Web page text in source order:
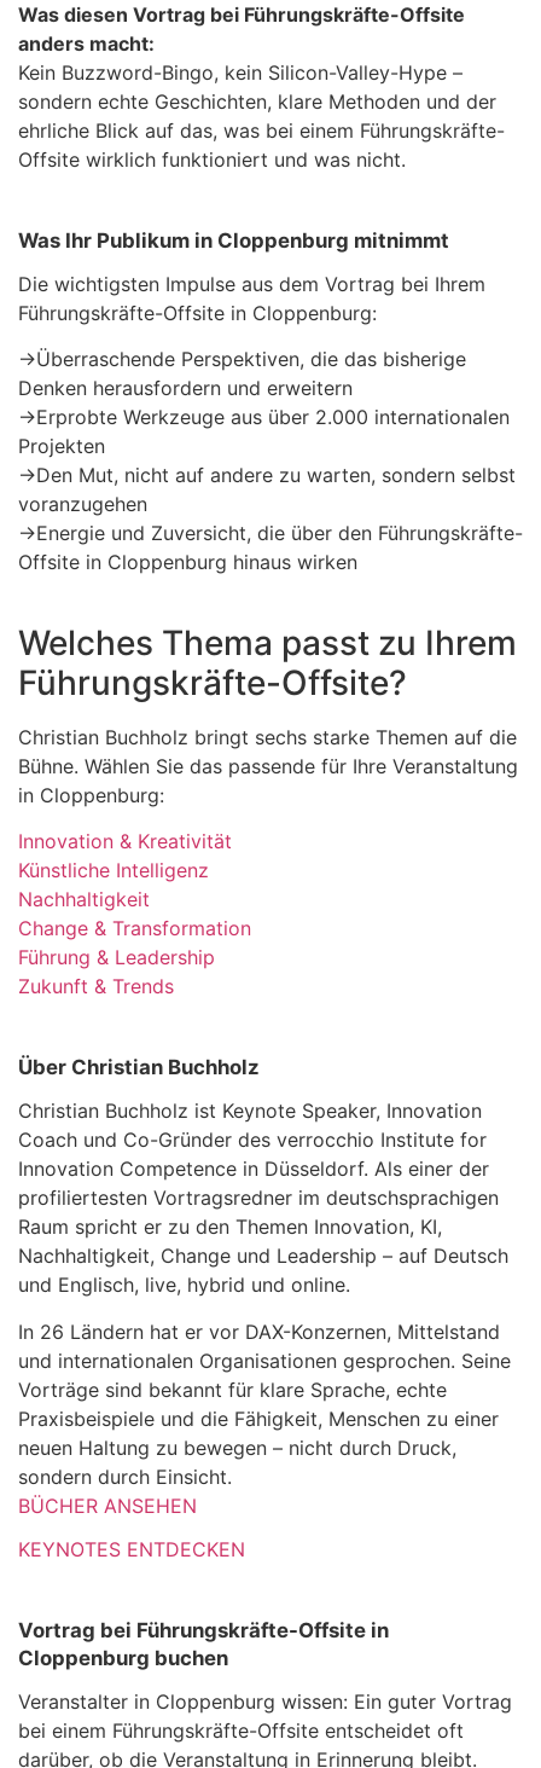
Was diesen Vortrag bei Führungskräfte-Offsite
anders macht:
Kein Buzzword-Bingo, kein Silicon-Valley-Hype –
sondern echte Geschichten, klare Methoden und der
ehrliche Blick auf das, was bei einem Führungskräfte-
Offsite wirklich funktioniert und was nicht.
Was Ihr Publikum in Cloppenburg mitnimmt
Die wichtigsten Impulse aus dem Vortrag bei Ihrem
Führungskräfte-Offsite in Cloppenburg:
→Überraschende Perspektiven, die das bisherige
Denken herausfordern und erweitern
→Erprobte Werkzeuge aus über 2.000 internationalen
Projekten
→Den Mut, nicht auf andere zu warten, sondern selbst
voranzugehen
→Energie und Zuversicht, die über den Führungskräfte-
Offsite in Cloppenburg hinaus wirken
Welches Thema passt zu Ihrem
Führungskräfte-Offsite?
Christian Buchholz bringt sechs starke Themen auf die
Bühne. Wählen Sie das passende für Ihre Veranstaltung
in Cloppenburg:
Innovation & Kreativität
Künstliche Intelligenz
Nachhaltigkeit
Change & Transformation
Führung & Leadership
Zukunft & Trends
Über Christian Buchholz
Christian Buchholz ist Keynote Speaker, Innovation
Coach und Co-Gründer des verrocchio Institute for
Innovation Competence in Düsseldorf. Als einer der
profiliertesten Vortragsredner im deutschsprachigen
Raum spricht er zu den Themen Innovation, KI,
Nachhaltigkeit, Change und Leadership – auf Deutsch
und Englisch, live, hybrid und online.
In 26 Ländern hat er vor DAX-Konzernen, Mittelstand
und internationalen Organisationen gesprochen. Seine
Vorträge sind bekannt für klare Sprache, echte
Praxisbeispiele und die Fähigkeit, Menschen zu einer
neuen Haltung zu bewegen – nicht durch Druck,
sondern durch Einsicht.
BÜCHER ANSEHEN
KEYNOTES ENTDECKEN
Vortrag bei Führungskräfte-Offsite in
Cloppenburg buchen
Veranstalter in Cloppenburg wissen: Ein guter Vortrag
bei einem Führungskräfte-Offsite entscheidet oft
darüber, ob die Veranstaltung in Erinnerung bleibt.